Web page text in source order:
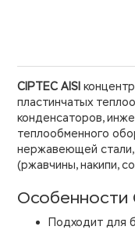
CIPTEC AISI
пластинчатых
конденсаторов,
теплообменного
нержавеющей
(ржавчины, накипи,
Особенности
Подходит для